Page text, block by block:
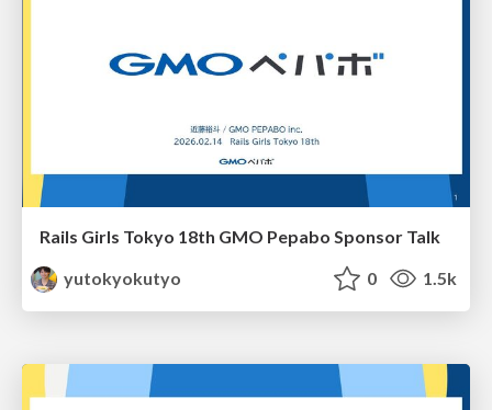
Rails Girls Tokyo 18th GMO Pepabo Sponsor Talk
yutokyokutyo
0 1.5k